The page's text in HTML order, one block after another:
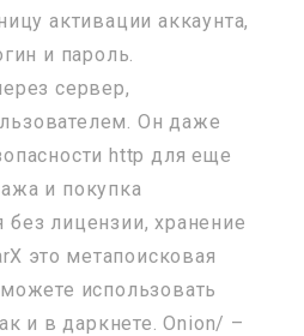
активации аккаунта,
и пароль.
сервер,
Он даже
http для еще
и покупка
лицензии, хранение
это метапоисковая
использовать
и в даркнете. Onion/ –